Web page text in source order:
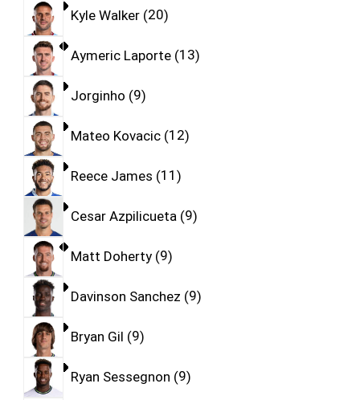
Kyle Walker 20
Aymeric Laporte 13
Jorginho 9
Mateo Kovacic 12
Reece James 11
Cesar Azpilicueta 9
Matt Doherty 9
Davinson Sanchez 9
Bryan Gil 9
Ryan Sessegnon 9